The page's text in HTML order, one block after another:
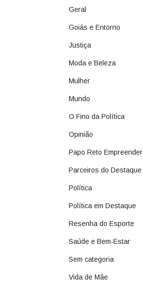
Geral
Goiás e Entorno
Justiça
Moda e Beleza
Mulher
Mundo
O Fino da Política
Opinião
Papo Reto Empreender
Parceiros do Destaque
Política
Política em Destaque
Resenha do Esporte
Saúde e Bem-Estar
Sem categoria
Vida de Mãe